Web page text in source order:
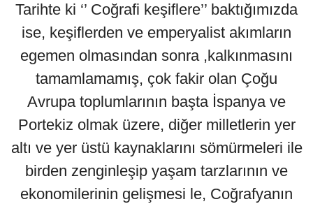
Tarihte ki ‘’ Coğrafi keşiflere’’ baktığımızda
ise, keşiflerden ve emperyalist akımların
egemen olmasından sonra ,kalkınmasını
tamamlamamış, çok fakir olan Çoğu
Avrupa toplumlarının başta İspanya ve
Portekiz olmak üzere, diğer milletlerin yer
altı ve yer üstü kaynaklarını sömürmeleri ile
birden zenginleşip yaşam tarzlarının ve
ekonomilerinin gelişmesi le, Coğrafyanın